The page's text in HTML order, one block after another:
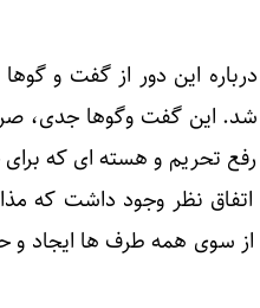
این دور از گفت و
شد. این گفت وگوها جدی،
رفع تحریم و هسته ای که
نظر وجود داشت که
از سوی همه طرف ها ایجاد